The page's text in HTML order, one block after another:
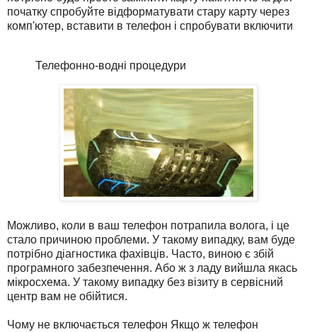
початку спробуйте відформатувати стару карту через
комп'ютер, вставити в телефон і спробувати включити
Телефонно-водні процедури
Можливо, коли в ваш телефон потрапила волога, і це
стало причиною проблеми. У такому випадку, вам буде
потрібно діагностика фахівців. Часто, виною є збій
програмного забезпечення. Або ж з ладу вийшла якась
мікросхема. У такому випадку без візиту в сервісний
центр вам не обійтися.
Чому не включається телефон Якщо ж телефон